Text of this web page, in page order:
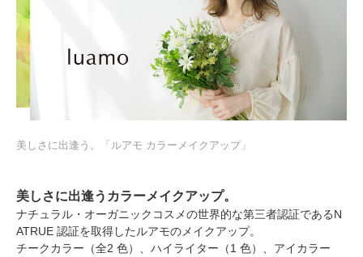
美しさに出逢う。「ルアモ カラーメイクアップ」
美しさに出逢うカラーメイクアップ。
ナチュラル・オーガニックコスメの世界的な第三者認証であるN
ATRUE 認証を取得したルアモのメイクアップ。
チークカラー（全2 色）、ハイライター（1 色）、アイカラー